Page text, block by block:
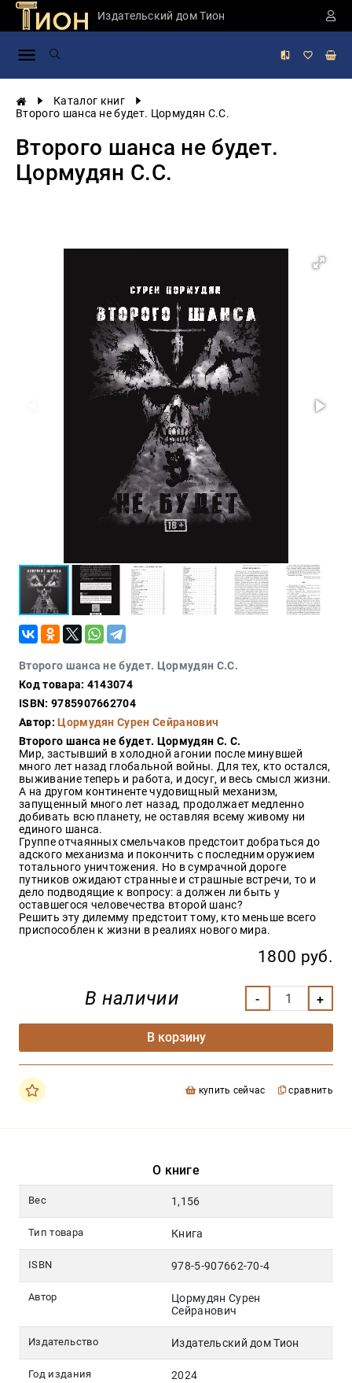
Издательский дом Тион
Каталог книг
Второго шанса не будет. Цормудян С.С.
Второго шанса не будет.
Цормудян С.С.
Второго шанса не будет. Цормудян С.С.
Код товара: 4143074
ISBN: 9785907662704
Автор:Цормудян Сурен Сейранович
Второго шанса не будет. Цормудян С. С.
Мир, застывший в холодной агонии после минувшей
много лет назад глобальной войны. Для тех, кто остался,
выживание теперь и работа, и досуг, и весь смысл жизни.
А на другом континенте чудовищный механизм,
запущенный много лет назад, продолжает медленно
добивать всю планету, не оставляя всему живому ни
единого шанса.
Группе отчаянных смельчаков предстоит добраться до
адского механизма и покончить с последним оружием
тотального уничтожения. Но в сумрачной дороге
путников ожидают странные и страшные встречи, то и
дело подводящие к вопросу: а должен ли быть у
оставшегося человечества второй шанс?
Решить эту дилемму предстоит тому, кто меньше всего
приспособлен к жизни в реалиях нового мира.
1800 руб.
В наличии
В корзину
купить сейчас сравнить
О книге
Вес 1,156
Тип товара Книга
ISBN 978-5-907662-70-4
Автор
Цормудян Сурен
Сейранович
Издательство Издательский дом Тион
Год издания 2024
Занимательная
России
история
Экономика
Учебная
Публицистика
непознанное
Религия
Туризм
Разное
гастрономия,
кулинария
Красота
и
здоровье
Оптовикам
Авторам
Контакты
Мероприятия
+7(499)
magazin.ru